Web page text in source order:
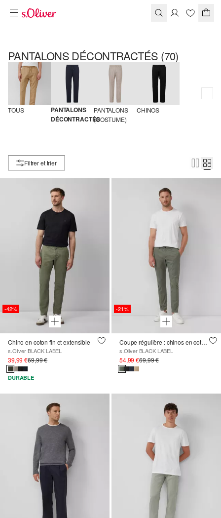
PANTALONS DÉCONTRACTÉS (70)
TOUS
PANTALONS
DÉCONTRACTÉS
PANTALONS
(COSTUME)
CHINOS
Filtrer et trier
-42%
Chino en coton fin et extensible
s.Oliver BLACK LABEL
39,99 €69,99 €
DURABLE
-21%
Coupe régulière : chinos en coton extensible de première qualité
s.Oliver BLACK LABEL
54,99 €69,99 €